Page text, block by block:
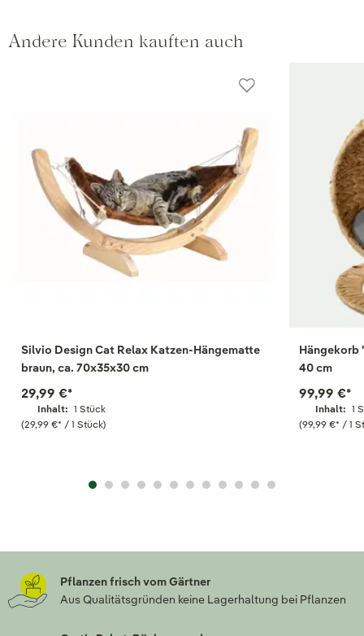
Andere Kunden kauften auch
Silvio Design Cat Relax Katzen-Hängematte
braun, ca. 70x35x30 cm
Inhalt: 1 Stück
(29,99 €* / 1 Stück)
29,99 €*
Hängekorb
40 cm
Inhalt: 1
(99,99 €* / 1
99,99 €*
Pflanzen frisch vom Gärtner
Aus Qualitätsgründen keine Lagerhaltung bei Pflanzen